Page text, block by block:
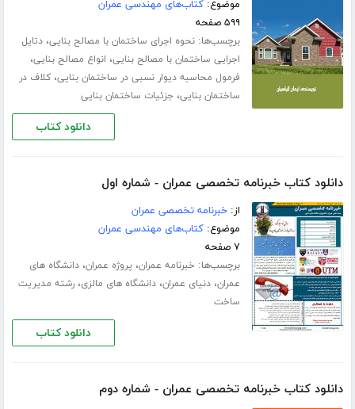
موضوع:کتاب‌های مهندسی عمران
۵۹۹ صفحه
برچسب‌ها:نحوه اجرای ساختمان با مصالح بنایی،دتایل
اجرایی ساختمان با مصالح بنایی، انواع مصالح بنایی،
فرمول محاسبه دیوار نسبی در ساختمان بنایی،کلاف در
ساختمان بنایی، جزئیات ساختمان بنایی
دانلود کتاب
دانلود کتاب خبرنامه تخصصی عمران - شماره اول
از:خبرنامه تخصصی عمران
موضوع:کتاب‌های مهندسی عمران
۷ صفحه
برچسب‌ها: خبرنامه عمران، پروژه عمران،دانشگاه های
عمران،دنیای عمران،دانشگاه های مالزی،رشته مدیریت
ساخت
دانلود کتاب
دانلود کتاب خبرنامه تخصصی عمران - شماره دوم